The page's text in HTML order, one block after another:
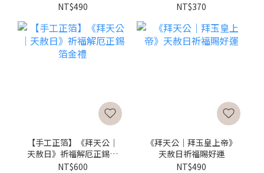
NT$490
NT$370
【手工正箔】《拜天公｜
天赦日》祈福解厄正錫箔
金禮
NT$600
《拜天公｜拜玉皇上帝》
天赦日祈福賜好運
NT$490